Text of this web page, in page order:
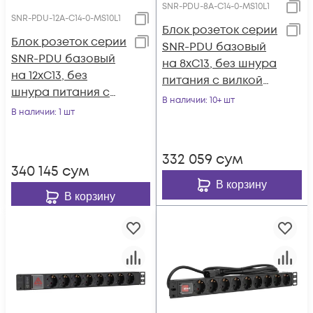
SNR-PDU-12A-C14-0-MS10L1
Блок розеток серии
SNR-PDU базовый
на 12xC13, без
шнура питания с
вилкой C14, 10A
В наличии: 1 шт
340 145 сум
В корзину
SNR-PDU-8A-C14-0-MS10L1
Блок розеток серии
SNR-PDU базовый
на 8xC13, без шнура
питания с вилкой
C14, 10A
В наличии: 10+ шт
332 059 сум
В корзину